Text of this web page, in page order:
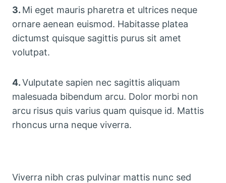
3. Mi eget mauris pharetra et ultrices neque
ornare aenean euismod. Habitasse platea
dictumst quisque sagittis purus sit amet
volutpat.
4.Vulputate sapien nec sagittis aliquam
malesuada bibendum arcu. Dolor morbi non
arcu risus quis varius quam quisque id. Mattis
rhoncus urna neque viverra.
Viverra nibh cras pulvinar mattis nunc sed